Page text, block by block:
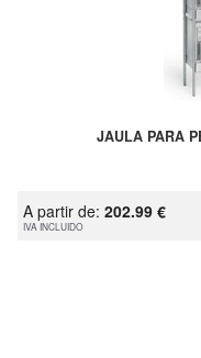
JAULA PARA
A partir de: 202.99 €
IVA INCLUIDO